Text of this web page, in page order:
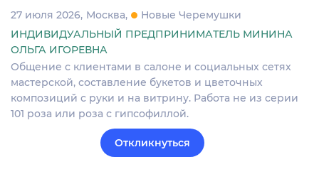
27 июля 2026 Москва
Новые Черемушки
ИНДИВИДУАЛЬНЫЙ ПРЕДПРИНИМАТЕЛЬ МИНИНА
ОЛЬГА ИГОРЕВНА
Общение с клиентами в салоне и социальных сетях
мастерской, составление букетов и цветочных
композиций с руки и на витрину. Работа не из серии
101 роза или роза с гипсофиллой.
Откликнуться